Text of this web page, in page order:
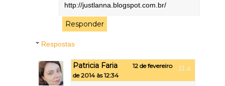
http://justlanna.blogspot.com.br/
Responder
Respostas
Patricia Faria
12 de fevereiro
de 2014 às 12:34